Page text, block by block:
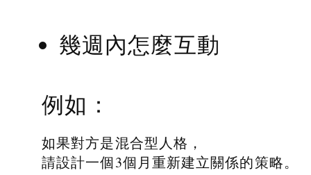
幾週內怎麼互動
例如：
如果對方是混合型人格，
請設計一個3個月重新建立關係的策略。